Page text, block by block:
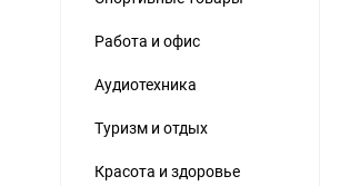
Работа и офис
Аудиотехника
Туризм и отдых
Красота и здоровье